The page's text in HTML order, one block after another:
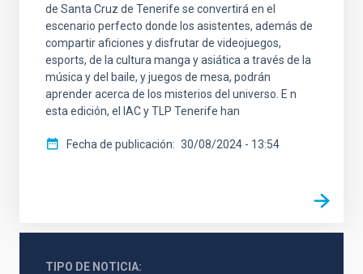
de Santa Cruz de Tenerife se convertirá en el
escenario perfecto donde los asistentes, además de
compartir aficiones y disfrutar de videojuegos,
esports, de la cultura manga y asiática a través de la
música y del baile, y juegos de mesa, podrán
aprender acerca de los misterios del universo. E n
esta edición, el IAC y TLP Tenerife han
Fecha de publicación 30/08/2024 - 13:54
TIPO DE NOTICIA